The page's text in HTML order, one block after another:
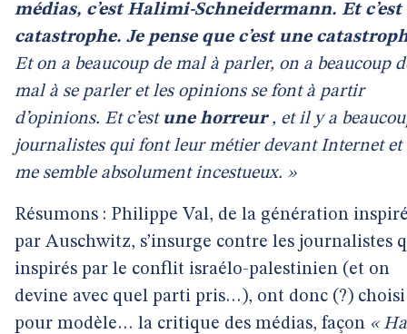
médias, c’est Halimi-Schneidermann. Et c’est
catastrophe. Je pense que c’est une
Et on a beaucoup de mal à parler, on a beaucoup
mal à se parler et les opinions se font à partir
d’opinions. Et c’est une horreur , et il y a
journalistes qui font leur métier devant Internet et
me semble absolument incestueux. »
Résumons : Philippe Val, de la génération
par Auschwitz, s’insurge contre les journalistes
inspirés par le conflit israélo-palestinien (et on
devine avec quel parti pris…), ont donc (?) choisi
pour modèle… la critique des médias, façon «